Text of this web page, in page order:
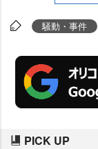
騒動・事件
PICK UP